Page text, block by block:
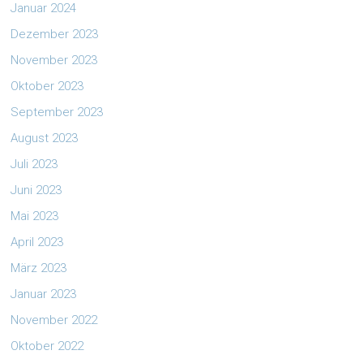
Januar 2024
Dezember 2023
November 2023
Oktober 2023
September 2023
August 2023
Juli 2023
Juni 2023
Mai 2023
April 2023
März 2023
Januar 2023
November 2022
Oktober 2022